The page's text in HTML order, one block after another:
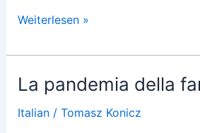
Türkische
des
Weiterlesen »
La pandemia della
Italian/ Tomasz Konicz